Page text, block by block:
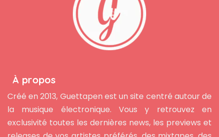
À propos
Créé en 2013, Guettapen est un site centré autour de
la musique électronique. Vous y retrouvez en
exclusivité toutes les dernières news, les previews et